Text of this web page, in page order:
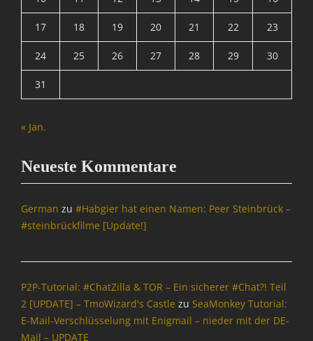
e
S
i
e
M
R
Ü
e
w
a
c
h
17 18 19 20 21 22 23
24 25 26 27 28 29 30
31
« Jan.
Neueste Kommentare
German zu #Habgier hat einen Namen: Peer Steinbrück –
#steinbrückfilme [Update!]
P2P-Tutorial: #ChatZilla & TOR – Ein sicherer #Chat?! Teil
2 [UPDATE] – TmoWizard's Castle zu SeaMonkey Tutorial:
E-Mail-Verschlüsselung mit Enigmail – nieder mit der DE-
Mail – UPDATE